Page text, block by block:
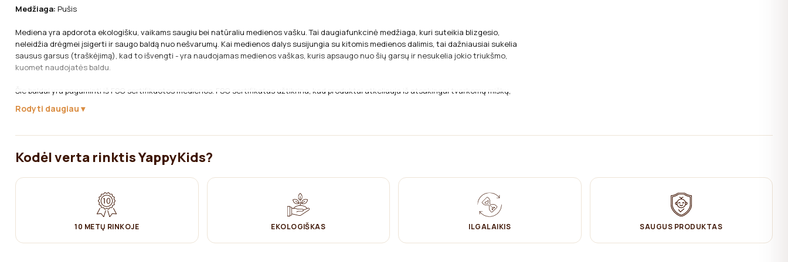
Medžiaga: Pušis
Mediena yra apdorota ekologišku, vaikams saugiu bei natūraliu medienos vašku. Tai daugiafunkcinė medžiaga, kuri suteikia blizgesio,
neleidžia drėgmei įsigerti ir saugo baldą nuo nešvarumų. Kai medienos dalys susijungia su kitomis medienos dalimis, tai dažniausiai sukelia
sausus garsus (traškėjimą), kad to išvengti - yra naudojamas medienos vaškas, kuris apsaugo nuo šių garsų ir nesukelia jokio triukšmo,
kuomet naudojatės baldu.
Šie baldai yra pagaminti iš FSC sertifikuotos medienos. FSC sertifikatas užtikrina, kad produktai atkeliauja iš atsakingai tvarkomų miškų,
✔ Valyti su drėgna medvilnine šluoste Tada sausai nušluostyti.
Rodyti daugiau
Kodėl verta rinktis YappyKids?
10 METŲ RINKOJE EKOLOGIŠKAS ILGALAIKIS SAUGUS PRODUKTAS